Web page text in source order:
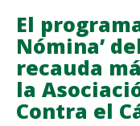
FARMACIA
El
Nómina’
recauda
la
Contra el